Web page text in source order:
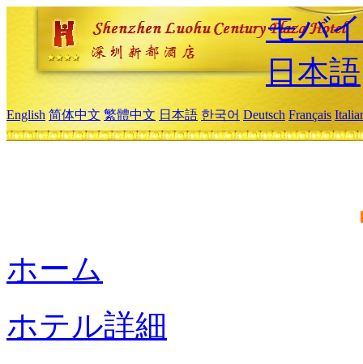
モバ
日本語
English 简体中文 繁體中文 日本語 한국어 Deutsch Français
ホーム
ホテル詳細